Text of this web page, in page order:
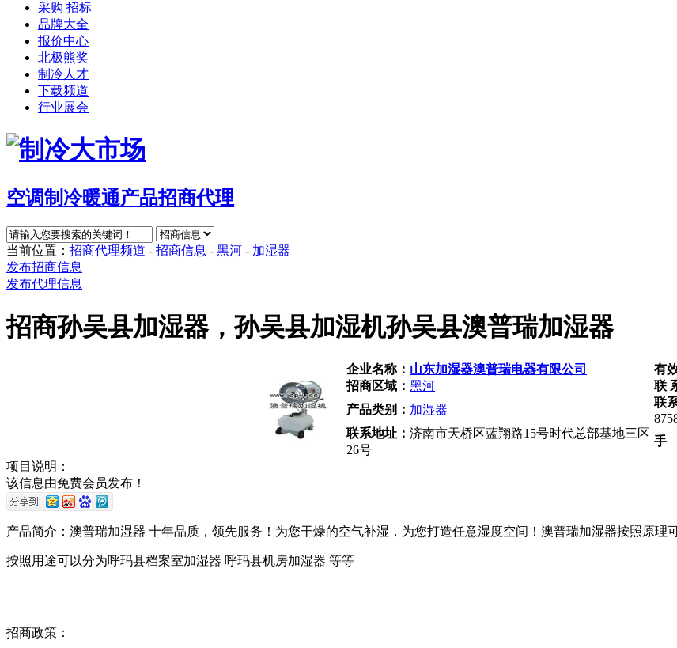
采购 招标
品牌大全
报价中心
北极熊奖
制冷人才
下载频道
行业展会
空调制冷暖通产品招商代理
当前位置： 招商代理频道 - 招商信息 - 黑河 - 加湿器
发布招商信息
发布代理信息
招商孙吴县加湿器，孙吴县加湿机孙吴县澳普瑞加湿器
企业名称： 山东加湿器澳普瑞电器有限公司 有
招商区域： 黑河 联
产品类别： 加湿器
联
联系地址： 济南市天桥区蓝翔路15号时代总部基地三区
26号
手
项目说明：
该信息由免费会员发布！
产品简介：澳普瑞加湿器 十年品质，领先服务！为您干燥的空气补湿，为您打造任意湿度空间！澳普瑞加湿器按照原理
按照用途可以分为呼玛县档案室加湿器 呼玛县机房加湿器 等等
招商政策：